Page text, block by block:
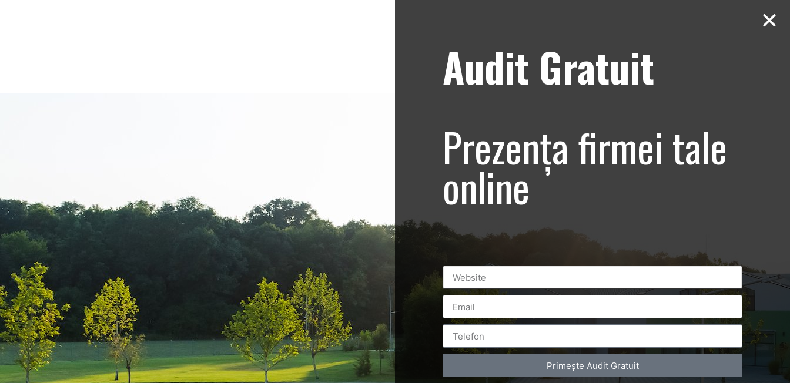
Abonament 7 € / zi Imagine, Site, Promovare Online Bucuresti, Social Media​ – totul pentru firma ta
Audit Gratuit
Prezența firmei tale
online
Primește Audit Gratuit